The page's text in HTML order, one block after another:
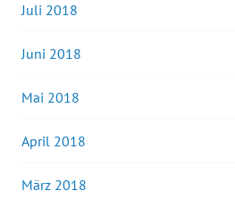
Juli 2018
Juni 2018
Mai 2018
April 2018
März 2018